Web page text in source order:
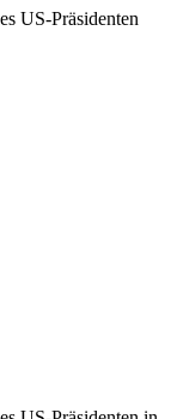
US-Präsidenten